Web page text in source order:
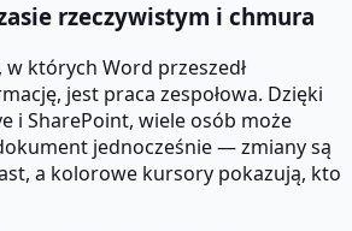
rzeczywistym i chmura
w których Word przeszedł
jest praca zespołowa. Dzięki
i SharePoint, wiele osób może
jednocześnie — zmiany są
a kolorowe kursory pokazują, kto